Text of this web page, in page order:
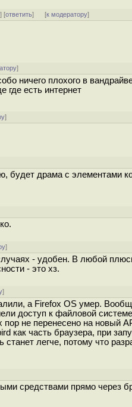
] [ответить] [к модератору]
]
ничего плохого в
где есть интернет
]
будет драма с элементами
]
- удобен. В любой
- это хз.
]
а Firefox OS умер.
доступ к файловой
не перенесено на новый
часть браузера, при
легче, потому что
средствами прямо через